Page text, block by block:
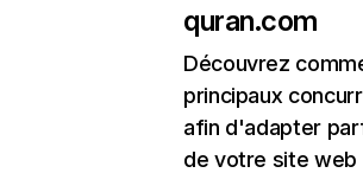
quran.com
Découvrez
principaux
afin d'adapter
de votre site web